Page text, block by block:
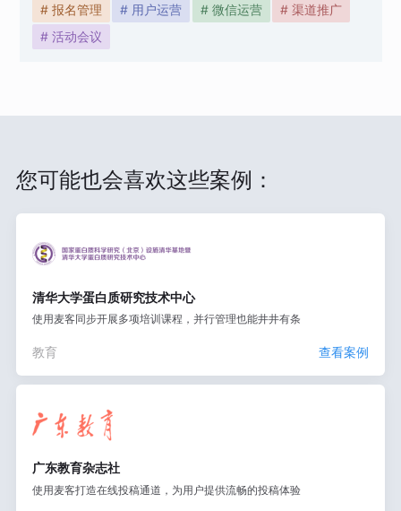
# 报名管理 # 用户运营 # 微信运营
# 渠道推广
# 活动会议
您可能也会喜欢这些案例：
清华大学蛋白质研究技术中心
使用麦客同步开展多项培训课程，并行管理也能井井有条
教育 查看案例
广东教育杂志社
使用麦客打造在线投稿通道，为用户提供流畅的投稿体验